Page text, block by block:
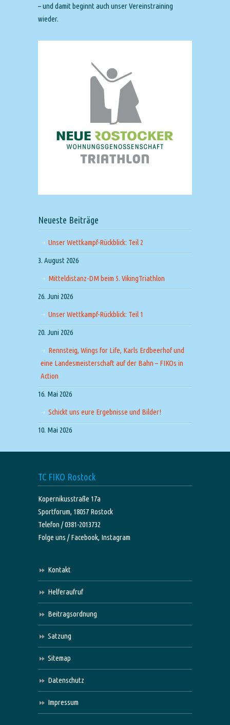
– und damit beginnt auch unser Vereinstraining
wieder.
Neueste Beiträge
Unser Wettkampf-Rückblick: Teil 2
3. August 2026
Mitteldistanz-DM beim 5. VikingTriathlon
26. Juni 2026
Unser Wettkampf-Rückblick: Teil 1
20. Juni 2026
Rennsteig, Wings for Life, Karls Erdbeerhof und
eine Landesmeisterschaft auf der Bahn – FIKOs in
Action
16. Mai 2026
Schickt uns eure Ergebnisse und Bilder!
10. Mai 2026
TC FIKO Rostock
Kopernikusstraße 17a
Sportforum, 18057 Rostock
Telefon / 0381-2013732
Folge uns /Facebook, Instagram
Kontakt
Helferaufruf
Beitragsordnung
Satzung
Sitemap
Datenschutz
Impressum